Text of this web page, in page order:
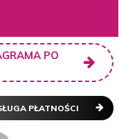
PO
PŁATNOŚCI